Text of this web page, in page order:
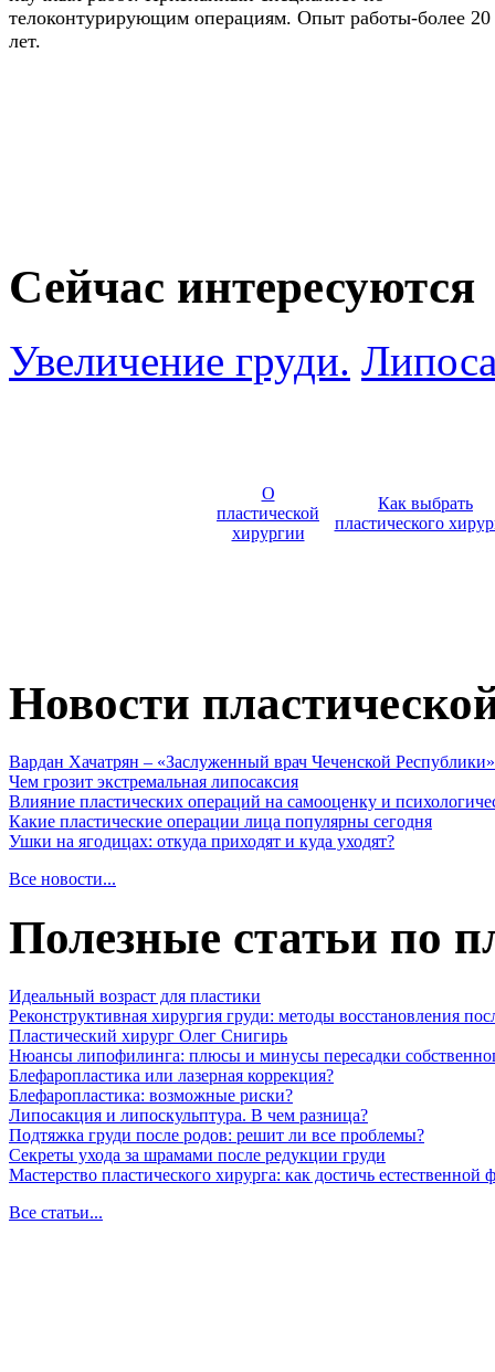
телоконтурирующим операциям. Опыт работы-более 20
лет.
Сейчас интересуются
Увеличение груди.
О
пластической
хирургии
Как выбрать
пластического
Новости
Вардан Хачатрян – «Заслуженный врач Чеченской Республики»
Чем грозит экстремальная липосаксия
Влияние пластических операций на самооценку и
Какие пластические операции лица популярны сегодня
Ушки на ягодицах: откуда приходят и куда уходят?
Все новости...
Полезные статьи по
Идеальный возраст для пластики
Реконструктивная хирургия груди: методы восстановления
Пластический хирург Олег Снигирь
Нюансы липофилинга: плюсы и минусы пересадки
Блефаропластика или лазерная коррекция?
Блефаропластика: возможные риски?
Липосакция и липоскульптура. В чем разница?
Подтяжка груди после родов: решит ли все проблемы?
Секреты ухода за шрамами после редукции груди
Мастерство пластического хирурга: как достичь
Все статьи...